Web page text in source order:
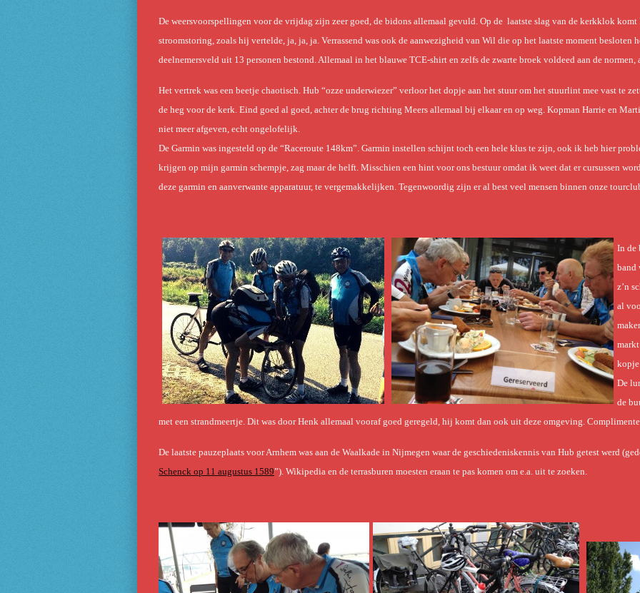
De weersvoorspellingen voor de vrijdag zijn zeer goed, de bidons allemaal gevuld. Op de laatste slag van de kerkklok komt
stroomstoring, zoals hij vertelde, ja, ja, ja. Verrassend was ook de aanwezigheid van Wil die op het laatste moment besloten
deelnemersveld uit 13 personen bestond. Allemaal in het blauwe TCE-shirt en zelfs de zwarte broek voldeed aan de
Het vertrek was een beetje chaotisch. Hub “ozze underwiezer” verloor het dopje aan het stuur om het stuurlint mee vast te
de heg voor de kerk. Eind goed al goed, achter de brug richting Meers allemaal bij elkaar en op weg. Kopman Harrie en
niet meer afgeven, echt ongelofelijk.
De Garmin was ingesteld op de “Raceroute 148km”. Garmin instellen schijnt toch een hele klus te zijn, ook ik heb hier
krijgen op mijn garmin schempje, zag maar de helft. Misschien een hint voor ons bestuur omdat ik weet dat er cursussen
deze garmin en aanverwante apparatuur, te vergemakkelijken. Tegenwoordig zijn er al best veel mensen binnen onze
In de
band
z’n
al
De
de
met een strandmeertje. Dit was door Henk allemaal vooraf goed geregeld, hij komt dan ook uit deze omgeving.
De laatste pauzeplaats voor Arnhem was aan de Waalkade in Nijmegen waar de geschiedeniskennis van Hub getest werd
Schenck op 11 augustus 1589”). Wikipedia en de terrasburen moesten eraan te pas komen om e.a. uit te zoeken.